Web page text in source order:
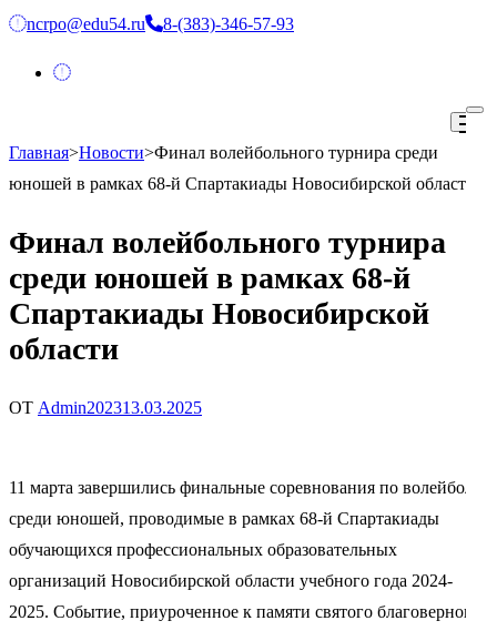
Перейти
содержимому
Enter)
ncrpo@edu54.ru 8-(383)-346-57-93
Главная>Новости>Финал волейбольного турнира среди
юношей в рамках 68-й Спартакиады Новосибирской области
Финал волейбольного турнира
среди юношей в рамках 68-й
Спартакиады Новосибирской
области
ОТ Admin202313.03.2025
11 марта завершились финальные соревнования по волейболу
среди юношей, проводимые в рамках 68-й Спартакиады
обучающихся профессиональных образовательных
организаций Новосибирской области учебного года 2024-
2025. Событие, приуроченное к памяти святого благоверного